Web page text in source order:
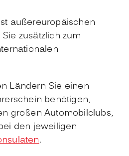
außereuropäischen
zusätzlich zum
Ländern Sie einen
rschein benötigen,
großen Automobilclubs,
den jeweiligen
.